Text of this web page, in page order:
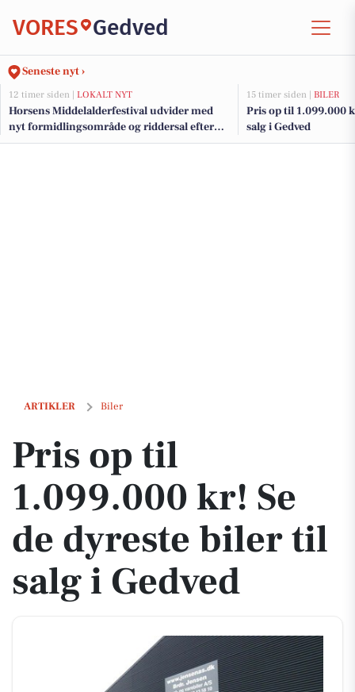
VORES Gedved
Seneste nyt ›
12 timer siden | LOKALT NYT
Horsens Middelalderfestival udvider med
nyt formidlingsområde og riddersal efter
millionstøtte fra fonde
15 timer siden | BILER
Pris op til 1.099.000
salg i Gedved
ARTIKLER Biler
Pris op til 1.099.000 kr! Se de dyreste biler til salg i Gedved
Pris op til
1.099.000 kr! Se
de dyreste biler til
salg i Gedved